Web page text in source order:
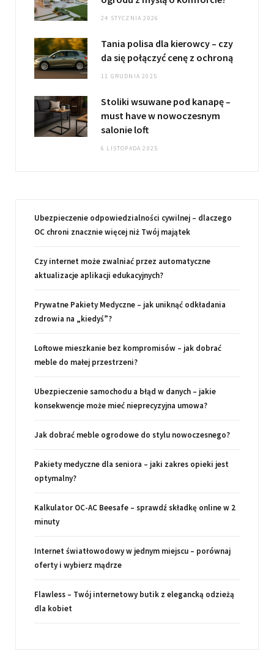
24 STYCZNIA 2026
Tania polisa dla kierowcy – czy
da się połączyć cenę z ochroną
11 GRUDNIA 2025
Stoliki wsuwane pod kanapę –
must have w nowoczesnym
salonie loft
6 LISTOPADA 2025
Ubezpieczenie odpowiedzialności cywilnej – dlaczego
OC chroni znacznie więcej niż Twój majątek
Czy internet może zwalniać przez automatyczne
aktualizacje aplikacji edukacyjnych?
Prywatne Pakiety Medyczne – jak uniknąć odkładania
zdrowia na „kiedyś”?
Loftowe mieszkanie bez kompromisów – jak dobrać
meble do małej przestrzeni?
Ubezpieczenie samochodu a błąd w danych – jakie
konsekwencje może mieć nieprecyzyjna umowa?
Jak dobrać meble ogrodowe do stylu nowoczesnego?
Pakiety medyczne dla seniora – jaki zakres opieki jest
optymalny?
Kalkulator OC-AC Beesafe – sprawdź składkę online w 2
minuty
Internet światłowodowy w jednym miejscu – porównaj
oferty i wybierz mądrze
Flawless – Twój internetowy butik z elegancką odzieżą
dla kobiet